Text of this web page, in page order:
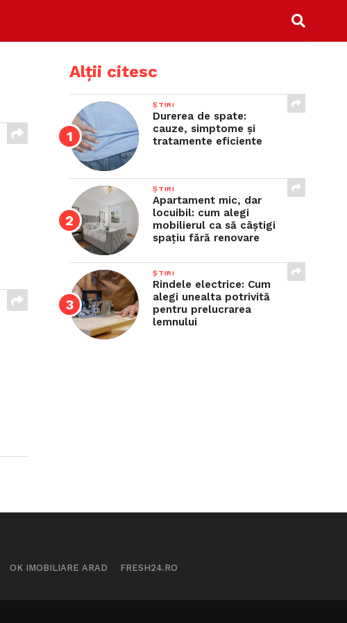
Alții citesc
ȘTIRI
Durerea de spate:
cauze, simptome și
tratamente eficiente
ȘTIRI
Apartament mic, dar
locuibil: cum alegi
mobilierul ca să câștigi
spațiu fără renovare
ȘTIRI
Rindele electrice: Cum
alegi unealta potrivită
pentru prelucrarea
lemnului
OK IMOBILIARE ARAD FRESH24.RO